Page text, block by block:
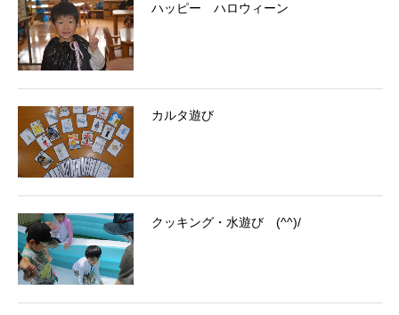
ハッピー ハロウィーン
カルタ遊び
クッキング・水遊び (^^)/